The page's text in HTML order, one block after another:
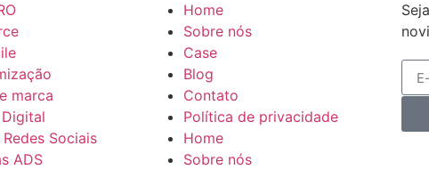
marca
Sociais
ADS
Home
Sobre nós
Case
Blog
Contato
Política de privacidade
Home
Sobre nós